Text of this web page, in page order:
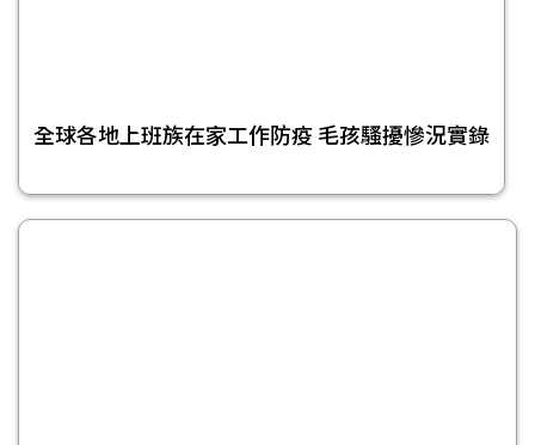
全球各地上班族在家工作防疫 毛孩騷擾慘況實錄